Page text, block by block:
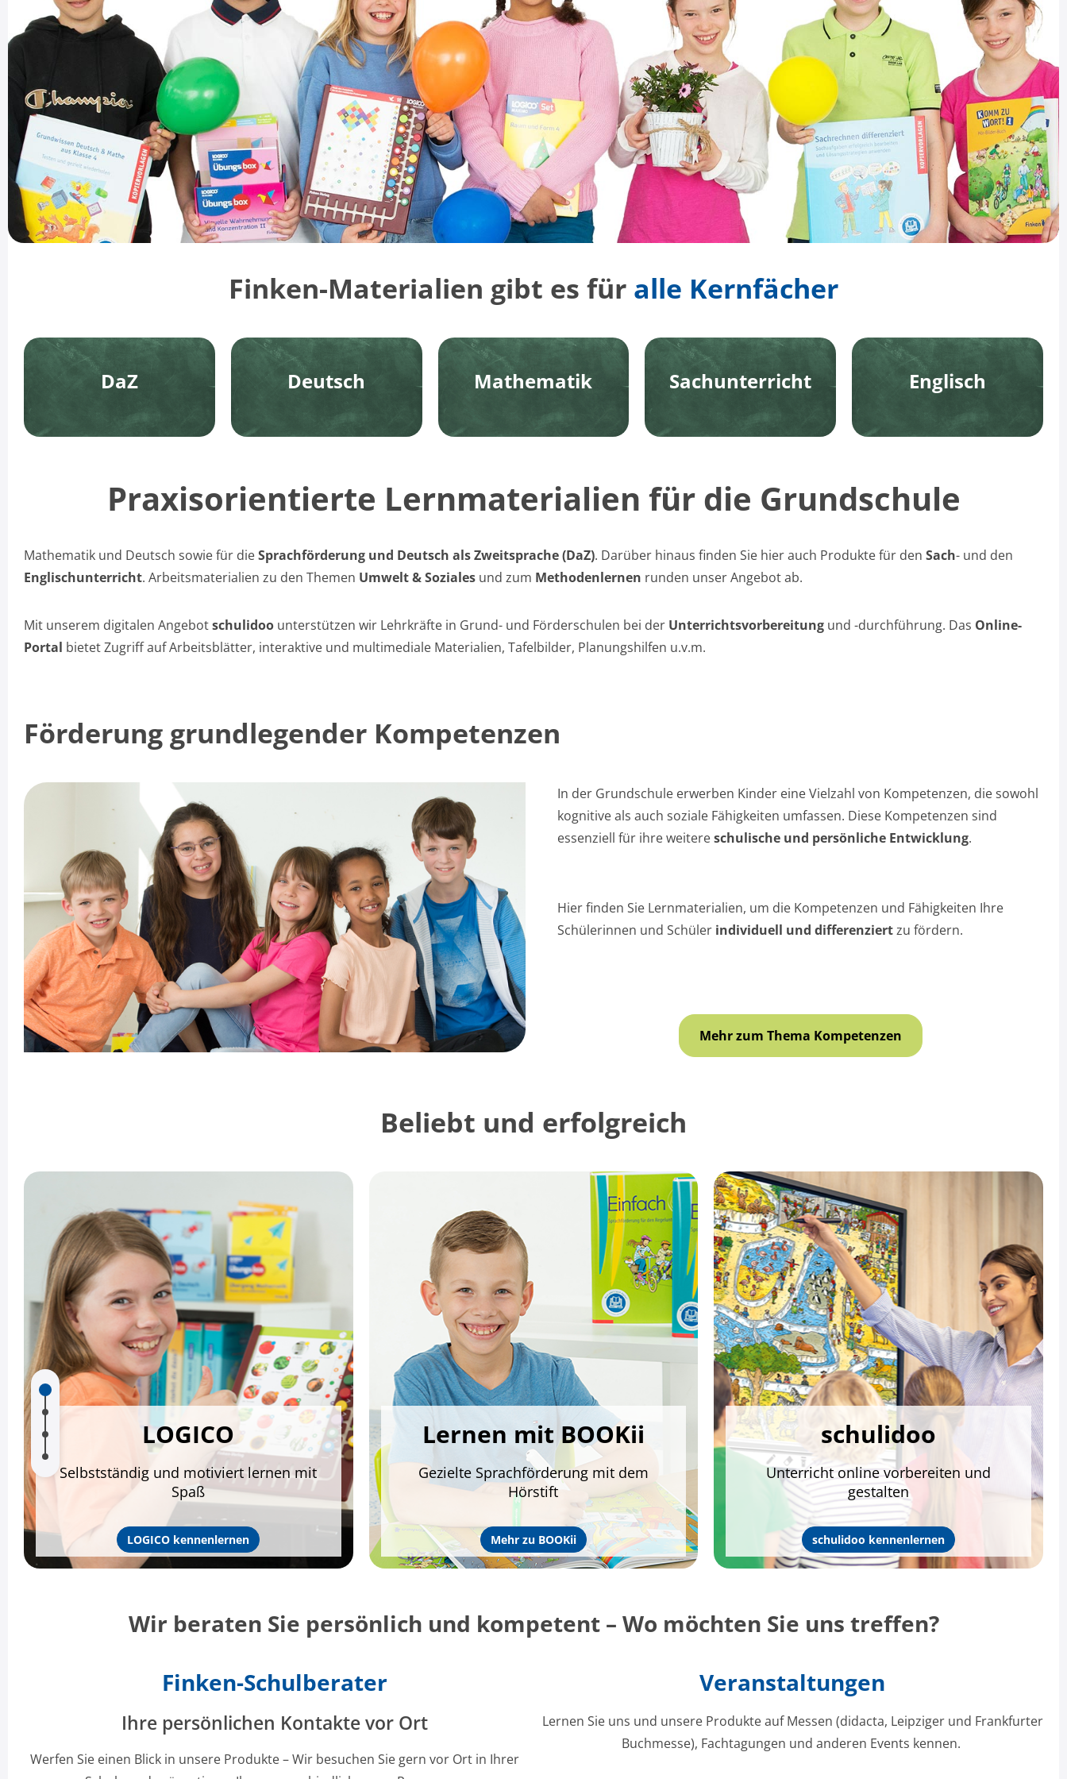
Finken-Materialien gibt es für alle Kernfächer
DaZ Deutsch Mathematik Sachunterricht Englisch
Praxisorientierte Lernmaterialien für die Grundschule
Mathematik und Deutsch sowie für dieSprachförderung und Deutsch als Zweitsprache (DaZ). Darüber hinaus finden Sie hier auch Produkte für den Sach- und den
Englischunterricht. Arbeitsmaterialien zu den Themen Umwelt & Soziales und zum Methodenlernen runden unser Angebot ab.
Mit unserem digitalen Angebotschulidoo unterstützen wir Lehrkräfte in Grund- und Förderschulen bei der Unterrichtsvorbereitung und -durchführung. Das Online-
Portal bietet Zugriff auf Arbeitsblätter, interaktive und multimediale Materialien, Tafelbilder, Planungshilfen u.v.m.
Förderung grundlegender Kompetenzen
In der Grundschule erwerben Kinder eine Vielzahl von Kompetenzen, die sowohl
kognitive als auch soziale Fähigkeiten umfassen. Diese Kompetenzen sind
essenziell für ihre weitereschulische und persönliche Entwicklung.
Hier finden Sie Lernmaterialien, um die Kompetenzen und Fähigkeiten Ihre
Schülerinnen und Schüler individuell und differenziertzu fördern.
Mehr zum Thema Kompetenzen
Beliebt und erfolgreich
LOGICO
Selbstständig und motiviert lernen mit
Spaß
LOGICO kennenlernen
Lernen mit BOOKii
Gezielte Sprachförderung mit dem
Hörstift
Mehr zu BOOKii
schulidoo
Unterricht online vorbereiten und
gestalten
schulidoo kennenlernen
Wir beraten Sie persönlich und kompetent – Wo möchten Sie uns treffen?
Finken-Schulberater
Ihre persönlichen Kontakte vor Ort
Werfen Sie einen Blick in unsere Produkte – Wir besuchen Sie gern vor Ort in Ihrer
Veranstaltungen
Lernen Sie uns und unsere Produkte auf Messen (didacta, Leipziger und Frankfurter
Buchmesse), Fachtagungen und anderen Events kennen.